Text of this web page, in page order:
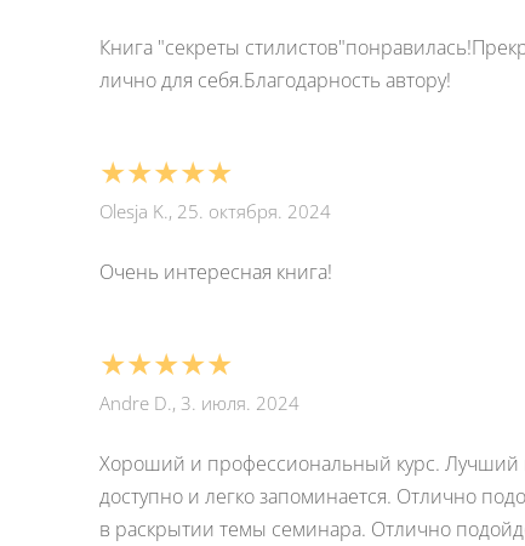
Книга "секреты
лично для себя.Благодарность автору!
★★★★★
Olesja K., 25. октября. 2024
Очень интересная книга!
★★★★★
Andre D., 3. июля. 2024
Хороший и профессиональный курс. Лучший
доступно и легко запоминается. Отлично
в раскрытии темы семинара. Отлично